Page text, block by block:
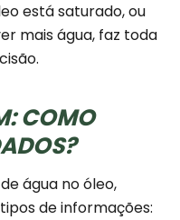
está saturado, ou
mais água, faz toda
COMO
água no óleo,
de informações: